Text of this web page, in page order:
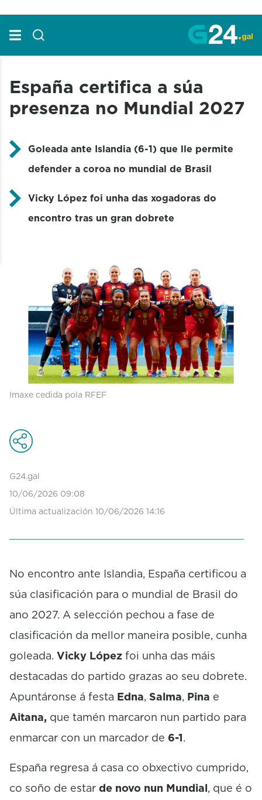
España certifica a súa
presenza no Mundial 2027
Goleada ante Islandia (6-1) que lle permite
defender a coroa no mundial de Brasil
Vicky López foi unha das xogadoras do
encontro tras un gran dobrete
Imaxe cedida pola RFEF
G24.gal
10/06/2026 09:08
Última actualización 10/06/2026 14:16
No encontro ante Islandia, España certificou a
súa clasificación para o mundial de Brasil do
ano 2027. A selección pechou a fase de
clasificación da mellor maneira posible, cunha
goleada. Vicky López foi unha das máis
destacadas do partido grazas ao seu dobrete.
Apuntáronse á festa Edna, Salma, Pina e
Aitana, que tamén marcaron nun partido para
enmarcar con un marcador de 6-1.
España regresa á casa co obxectivo cumprido,
co soño de estar de novo nun Mundial, que é o